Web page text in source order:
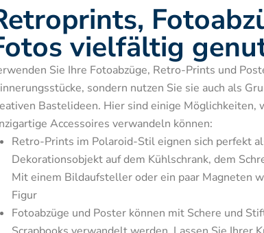
vielfältig
Sie Ihre Fotoabzüge, Retro-Prints und
sondern nutzen Sie sie auch als
Bastelideen. Hier sind einige Möglichkeiten,
Accessoires verwandeln können:
Retro-Prints im Polaroid-Stil eignen sich perfekt
Dekorationsobjekt auf dem Kühlschrank, dem
Mit einem Bildaufsteller oder ein paar Magneten
Figur
Fotoabzüge und Poster können mit Schere und